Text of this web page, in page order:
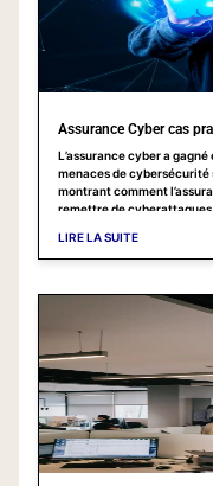
Assurance Cyber cas
L’assurance cyber a
menaces de cybersécurité
montrant comment
remettre de
LIRE LA SUITE